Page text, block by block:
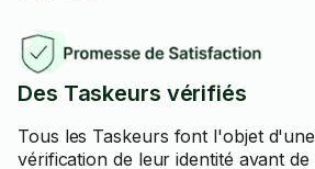
Des Taskeurs vérifiés
Tous les Taskeurs font l'objet d'une
vérification de leur identité avant de